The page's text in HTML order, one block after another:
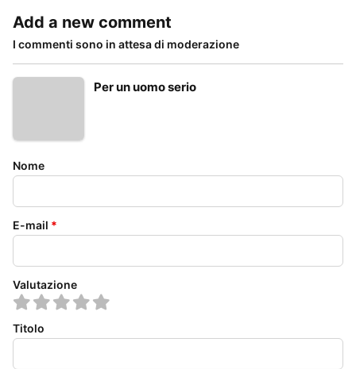
Add a new comment
I commenti sono in attesa di moderazione
Per un uomo serio
Nome
E-mail *
Valutazione
Titolo